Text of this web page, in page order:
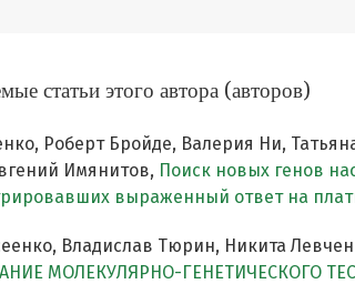
статьи этого автора (авторов)
Роберт Бройде, Валерия Ни,
Имянитов, Поиск новых генов
выраженный ответ на
Владислав Тюрин, Никита
МОЛЕКУЛЯРНО-ГЕНЕТИЧЕСКОГО